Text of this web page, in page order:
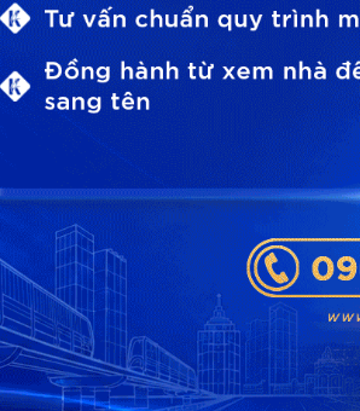
...
Lựa chọn thời gian hỗ trợ tư vấn
* Chúng tôi cam kết bảo mật thông tin và